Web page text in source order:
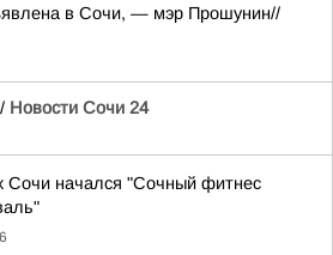
в Сочи, — мэр Прошунин//
Новости Сочи 24
Сочи начался "Сочный фитнес